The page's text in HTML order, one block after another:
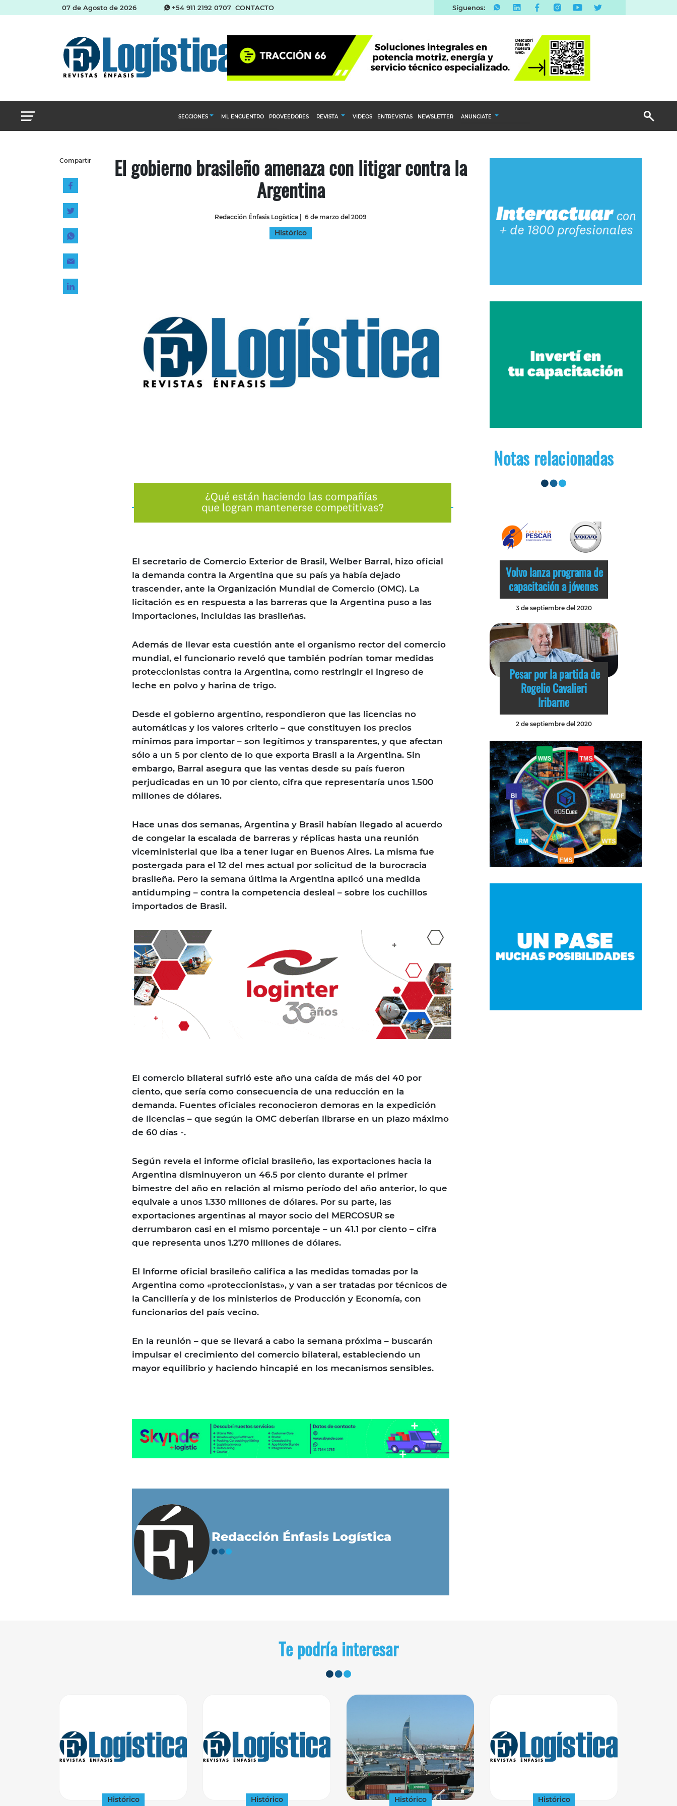
07 de Agosto de 2026 +54 911 2192 0707 CONTACTO Síguenos:
SECCIONES
Almacenes e inventarios
Cadena de Suministro del Agro
Management
ML ENCUENTRO PROVEEDORES REVISTA VIDEOS ENTREVISTAS NEWSLETTER ANUNCIATE
Email Marketing
Compartir El gobierno brasileño amenaza con litigar contra la
Argentina
Redacción Énfasis Logística 6 de marzo del 2009
Histórico
El secretario de Comercio Exterior de Brasil, Welber Barral, hizo oficial
la demanda contra la Argentina que su país ya había dejado
trascender, ante la Organización Mundial de Comercio (OMC). La
licitación es en respuesta a las barreras que la Argentina puso a las
importaciones, incluidas las brasileñas.
Además de llevar esta cuestión ante el organismo rector del comercio
mundial, el funcionario reveló que también podrían tomar medidas
proteccionistas contra la Argentina, como restringir el ingreso de
leche en polvo y harina de trigo.
Desde el gobierno argentino, respondieron que las licencias no
automáticas y los valores criterio – que constituyen los precios
mínimos para importar – son legítimos y transparentes, y que afectan
sólo a un 5 por ciento de lo que exporta Brasil a la Argentina. Sin
embargo, Barral asegura que las ventas desde su país fueron
perjudicadas en un 10 por ciento, cifra que representaría unos 1.500
millones de dólares.
Hace unas dos semanas, Argentina y Brasil habían llegado al acuerdo
de congelar la escalada de barreras y réplicas hasta una reunión
viceministerial que iba a tener lugar en Buenos Aires. La misma fue
postergada para el 12 del mes actual por solicitud de la burocracia
brasileña. Pero la semana última la Argentina aplicó una medida
antidumping – contra la competencia desleal – sobre los cuchillos
importados de Brasil.
El comercio bilateral sufrió este año una caída de más del 40 por
ciento, que sería como consecuencia de una reducción en la
demanda. Fuentes oficiales reconocieron demoras en la expedición
de licencias – que según la OMC deberían librarse en un plazo máximo
de 60 días -.
Según revela el informe oficial brasileño, las exportaciones hacia la
Argentina disminuyeron un 46.5 por ciento durante el primer
bimestre del año en relación al mismo período del año anterior, lo que
equivale a unos 1.330 millones de dólares. Por su parte, las
exportaciones argentinas al mayor socio del MERCOSUR se
derrumbaron casi en el mismo porcentaje – un 41.1 por ciento – cifra
que representa unos 1.270 millones de dólares.
El Informe oficial brasileño califica a las medidas tomadas por la
Argentina como «proteccionistas», y van a ser tratadas por técnicos de
la Cancillería y de los ministerios de Producción y Economía, con
funcionarios del país vecino.
En la reunión – que se llevará a cabo la semana próxima – buscarán
impulsar el crecimiento del comercio bilateral, estableciendo un
mayor equilibrio y haciendo hincapié en los mecanismos sensibles.
Redacción Énfasis Logística
Notas relacionadas
Volvo lanza programa de
capacitación a jóvenes
3 de septiembre del 2020
Pesar por la partida de
Rogelio Cavalieri
Iribarne
2 de septiembre del 2020
Te podría interesar
Histórico Histórico Histórico Histórico